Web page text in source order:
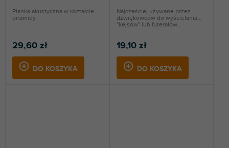
29,60 zł
DO KOSZYKA
Pianka akustyczna w kształcie
piramidy.
19,10 zł
DO KOSZYKA
Najczęściej używane przez
dźwiękowców do wyściełania
"kejsów" lub futerałów...